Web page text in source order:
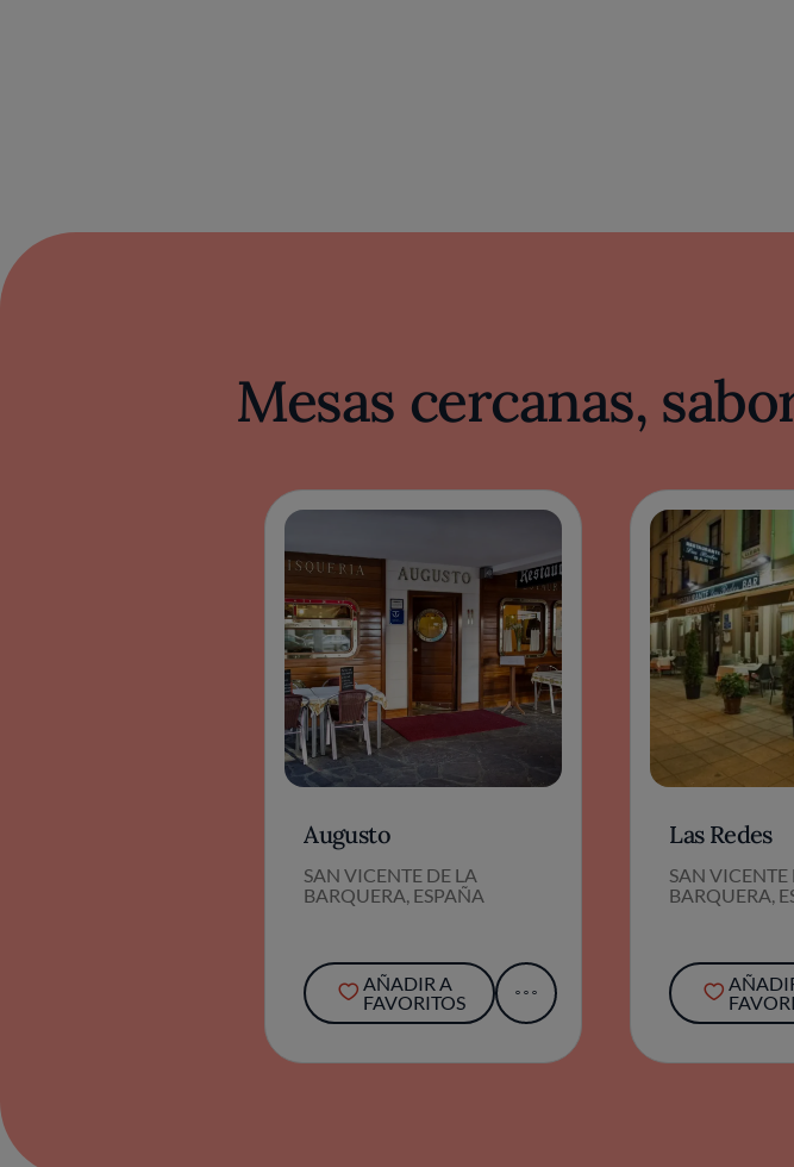
Mesas cercanas,
Augusto
SAN VICENTE DE LA
BARQUERA, ESPAÑA
AÑADIR A
FAVORITOS
Las Redes
SAN VICENTE
BARQUERA,